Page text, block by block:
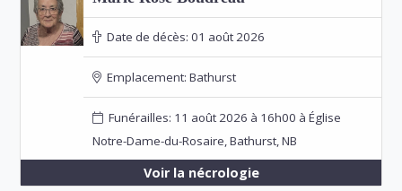
Date de décès: 01 août 2026
Emplacement: Bathurst
Funérailles: 11 août 2026 à 16h00 à Église
Notre-Dame-du-Rosaire, Bathurst, NB
Voir la nécrologie